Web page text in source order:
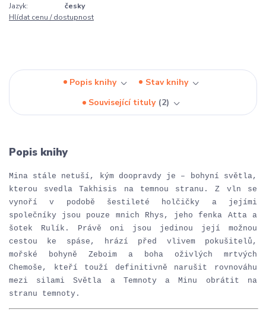
Jazyk:
česky
Hlídat cenu / dostupnost
Popis knihy
Stav knihy
Související tituly 2
Popis knihy
Mina stále netuší, kým doopravdy je – bohyní světla,
kterou svedla Takhisis na temnou stranu. Z vln se
vynoří v podobě šestileté holčičky a jejími
společníky jsou pouze mnich Rhys, jeho fenka Atta a
šotek Rulík. Právě oni jsou jedinou její možnou
cestou ke spáse, hrází před vlivem pokušitelů,
mořské bohyně Zeboim a boha oživlých mrtvých
Chemoše, kteří touží definitivně narušit rovnováhu
mezi silami Světla a Temnoty a Minu obrátit na
stranu temnoty.